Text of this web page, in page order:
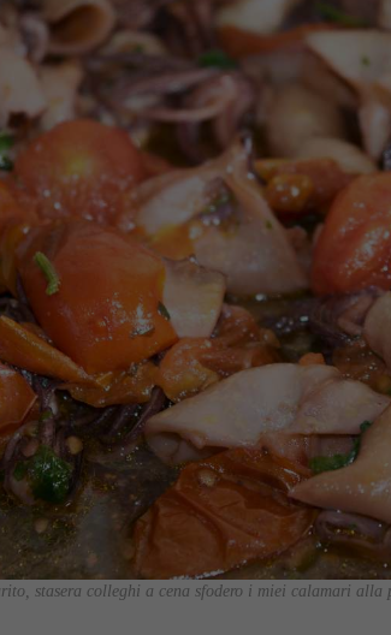
stasera colleghi a cena sfodero i miei calamari